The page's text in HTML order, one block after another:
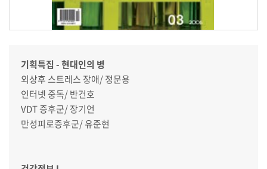
기획특집 - 현대인의 병
외상후 스트레스 장애/ 정문용
인터넷 중독/ 반건호
VDT 증후군/ 장기언
만성피로증후군/ 유준현